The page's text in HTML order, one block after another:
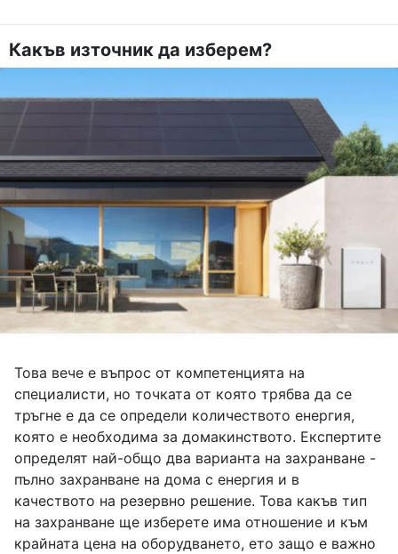
Какъв източник да изберем?
Това вече е въпрос от компетенцията на
специалисти, но точката от която трябва да се
тръгне е да се определи количеството енергия,
която е необходима за домакинството. Експертите
определят най-общо два варианта на захранване -
пълно захранване на дома с енергия и в
качеството на резервно решение. Това какъв тип
на захранване ще изберете има отношение и към
крайната цена на оборудването, ето защо е важно